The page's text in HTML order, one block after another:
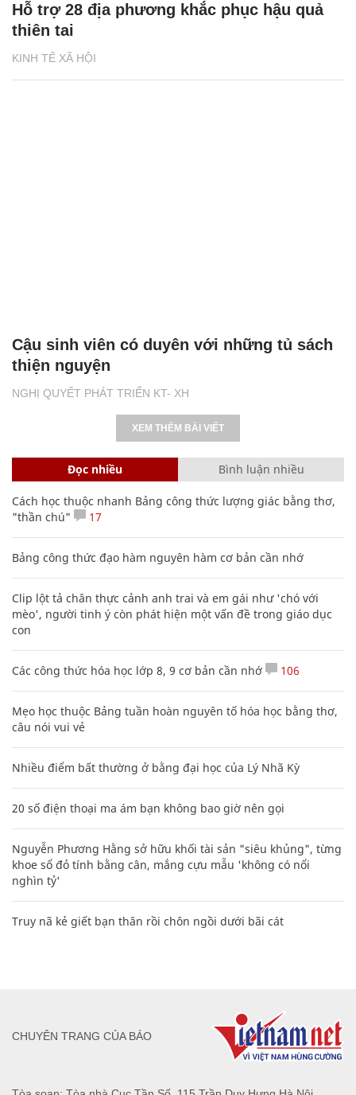
KINH TẾ XÃ HỘI
Hỗ trợ 28 địa phương khắc phục hậu quả
thiên tai
NGHỊ QUYẾT PHÁT TRIỂN KT- XH
Cậu sinh viên có duyên với những tủ sách
thiện nguyện
XEM THÊM BÀI VIẾT
Đọc nhiều Bình luận nhiều
Cách học thuộc nhanh Bảng công thức lượng giác bằng thơ,
"thần chú"
17
Bảng công thức đạo hàm nguyên hàm cơ bản cần nhớ
Clip lột tả chân thực cảnh anh trai và em gái như 'chó với
mèo', người tinh ý còn phát hiện một vấn đề trong giáo dục
con
Các công thức hóa học lớp 8, 9 cơ bản cần nhớ 106
Mẹo học thuộc Bảng tuần hoàn nguyên tố hóa học bằng thơ,
câu nói vui vẻ
Nhiều điểm bất thường ở bằng đại học của Lý Nhã Kỳ
20 số điện thoại ma ám bạn không bao giờ nên gọi
Nguyễn Phương Hằng sở hữu khối tài sản "siêu khủng", từng
khoe sổ đỏ tính bằng cân, mắng cựu mẫu 'không có nổi
nghìn tỷ'
Truy nã kẻ giết bạn thân rồi chôn ngồi dưới bãi cát
CHUYÊN TRANG CỦA BÁO